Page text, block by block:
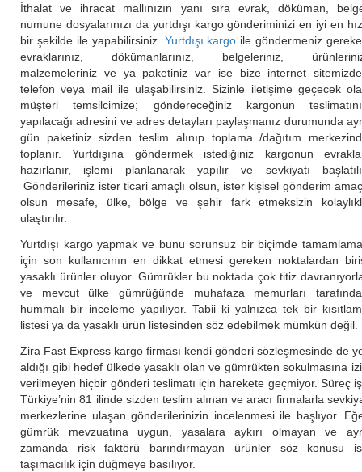
İthalat ve ihracat mallınızın yanı sıra evrak, döküman,
numune dosyalarınızı da yurtdışı kargo gönderiminizi en iyi en
bir şekilde ile yapabilirsiniz. Yurtdışı kargo ile göndermeniz
evraklarınız, dökümanlarınız, belgeleriniz,
malzemeleriniz ve ya paketiniz var ise bize internet
telefon veya mail ile ulaşabilirsiniz. Sizinle iletişime geçecek
müşteri temsilcimize; göndereceğiniz kargonun
yapılacağı adresini ve adres detayları paylaşmanız durumunda
gün paketiniz sizden teslim alınıp toplama /dağıtım
toplanır. Yurtdışına göndermek istediğiniz kargonun
hazırlanır, işlemi planlanarak yapılır ve sevkiyatı
Gönderileriniz ister ticari amaçlı olsun, ister kişisel gönderim
olsun mesafe, ülke, bölge ve şehir fark etmeksizin
ulaştırılır.
Yurtdışı kargo yapmak ve bunu sorunsuz bir biçimde
için son kullanıcının en dikkat etmesi gereken noktalardan
yasaklı ürünler oluyor. Gümrükler bu noktada çok titiz
ve mevcut ülke gümrüğünde muhafaza memurları
hummalı bir inceleme yapılıyor. Tabii ki yalnızca tek bir
listesi ya da yasaklı ürün listesinden söz edebilmek mümkün değil.
Zira Fast Express kargo firması kendi gönderi sözleşmesinde de
aldığı gibi hedef ülkede yasaklı olan ve gümrükten sokulmasına
verilmeyen hiçbir gönderi teslimatı için harekete geçmiyor. Süreç
Türkiye’nin 81 ilinde sizden teslim alınan ve aracı firmalarla
merkezlerine ulaşan gönderilerinizin incelenmesi ile başlıyor.
gümrük mevzuatına uygun, yasalara aykırı olmayan ve
zamanda risk faktörü barındırmayan ürünler söz konusu
taşımacılık için düğmeye basılıyor.